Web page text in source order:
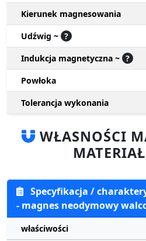
Kierunek magnesowania
Udźwig ~ ?
Indukcja magnetyczna ~ ?
Powłoka
Tolerancja wykonania
WŁASNOŚCI
Specyfikacja /
- magnes neodymowy
właściwości